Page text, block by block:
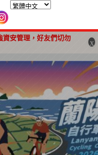
資安管理，好友們切勿
X